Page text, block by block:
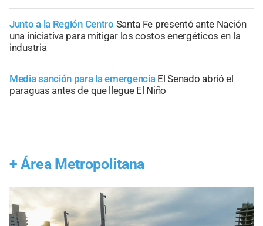
Junto a la Región Centro Santa Fe presentó ante Nación
una iniciativa para mitigar los costos energéticos en la
industria
Media sanción para la emergencia El Senado abrió el
paraguas antes de que llegue El Niño
+ Área Metropolitana